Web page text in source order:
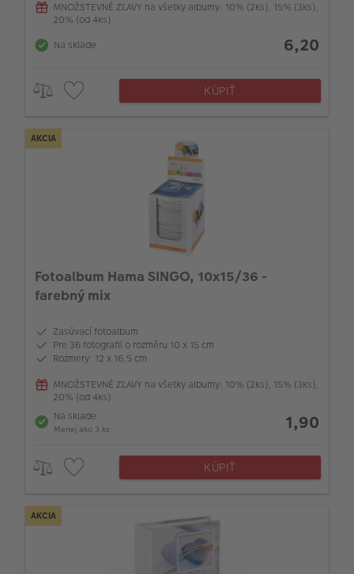
MNOŽSTEVNÉ ZĽAVY na všetky albumy: 10% (2ks), 15% (3ks),
20% (od 4ks)
Na sklade
6,20
KÚPIŤ
AKCIA
Fotoalbum Hama SINGO, 10x15/36 -
farebný mix
Zasúvací fotoalbum
Pre 36 fotografií o rozměru 10 x 15 cm
Rozmery: 12 x 16,5 cm
MNOŽSTEVNÉ ZĽAVY na všetky albumy: 10% (2ks), 15% (3ks),
20% (od 4ks)
Na sklade
Menej ako 3 ks 1,90
KÚPIŤ
AKCIA